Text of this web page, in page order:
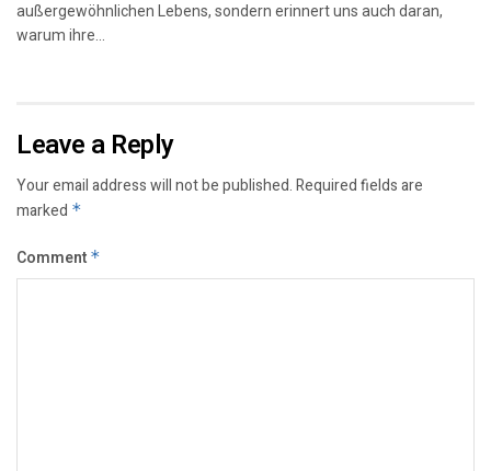
außergewöhnlichen Lebens, sondern erinnert uns auch daran,
warum ihre...
Leave a Reply
Your email address will not be published.Required fields are
marked *
Comment *